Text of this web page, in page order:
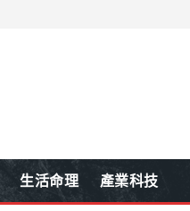
生活命理 產業科技